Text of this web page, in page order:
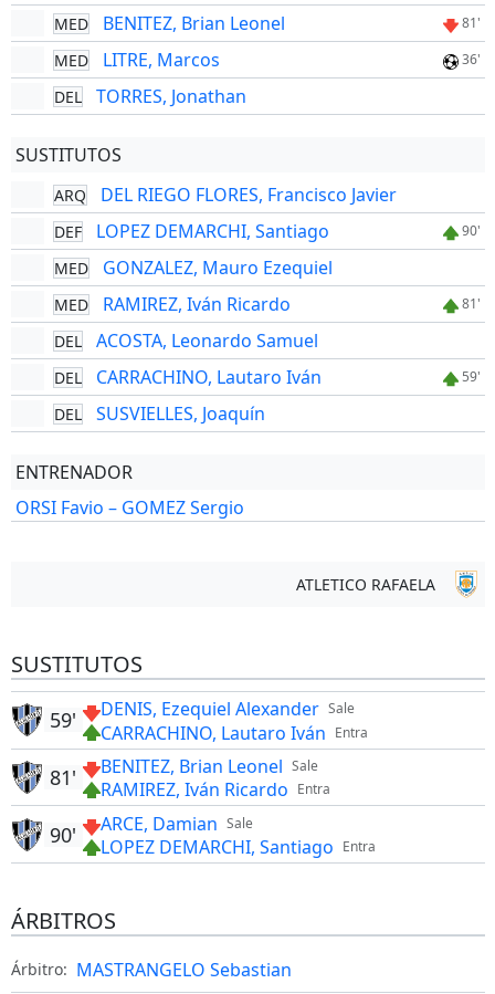
MED BENITEZ, Brian Leonel 81'
MED LITRE, Marcos 36'
DEL TORRES, Jonathan
SUSTITUTOS
ARQ DEL RIEGO FLORES, Francisco Javier
DEF LOPEZ DEMARCHI, Santiago 90'
MED GONZALEZ, Mauro Ezequiel
MED RAMIREZ, Iván Ricardo 81'
DEL ACOSTA, Leonardo Samuel
DEL CARRACHINO, Lautaro Iván 59'
DEL SUSVIELLES, Joaquín
ENTRENADOR
ORSI Favio – GOMEZ Sergio
ATLETICO RAFAELA
SUSTITUTOS
Sale
DENIS, Ezequiel Alexander
Entra
CARRACHINO, Lautaro Iván
59'
Sale
BENITEZ, Brian Leonel
Entra
RAMIREZ, Iván Ricardo
81'
Sale
ARCE, Damian
Entra
LOPEZ DEMARCHI, Santiago
90'
ÁRBITROS
Árbitro: MASTRANGELO Sebastian